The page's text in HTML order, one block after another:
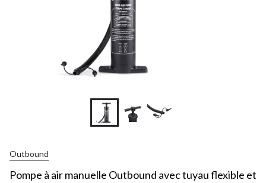
Outbound
Pompe à air manuelle Outbound avec tuyau flexible et